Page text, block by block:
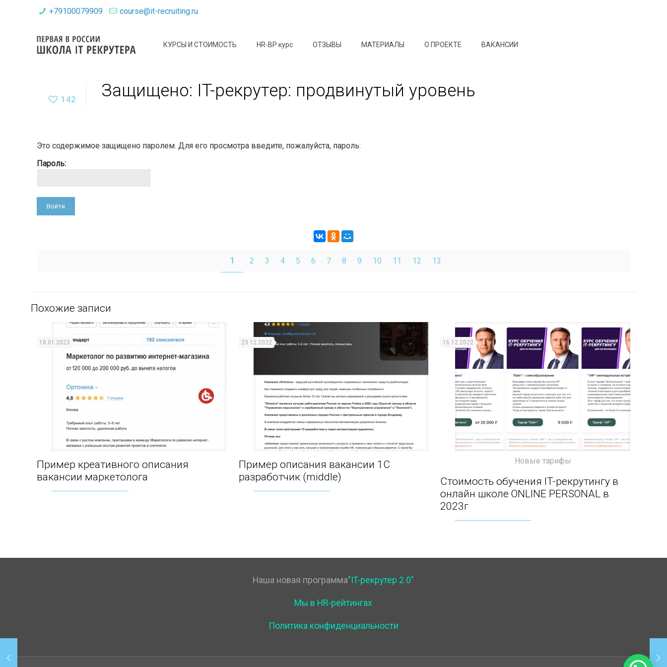
+79100079909 course@it-recruiting.ru
КУРСЫ И СТОИМОСТЬ HR-BP курс ОТЗЫВЫ МАТЕРИАЛЫ О ПРОЕКТЕ ВАКАНСИИ
142 Защищено: IT-рекрутер: продвинутый уровень
Это содержимое защищено паролем. Для его просмотра введите, пожалуйста, пароль:
Пароль:
1 2 3 4 5 6 7 8 9 10 11 12 13
Похожие записи
Пример креативного описания вакансии
18.01.2023
Пример креативного описания
вакансии маркетолога
Пример описания вакансии 1С разработчик
23.12.2022
Пример описания вакансии 1С
разработчик (middle)
Стоимость обучения IT-рекрутингу в онлайн
школе ONLINE PERSONAL в 2023г
Новые тарифы
16.12.2022
Стоимость обучения IT-рекрутингу в
онлайн школе ONLINE PERSONAL в
2023г
Наша новая программа"IT-рекрутер 2.0"
Мы в HR-рейтингах
Политика конфиденциальности